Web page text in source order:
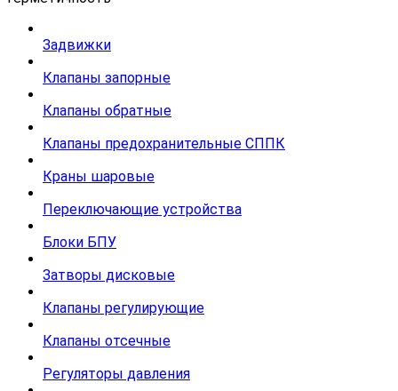
Задвижки
Клапаны запорные
Клапаны обратные
Клапаны предохранительные СППК
Краны шаровые
Переключающие устройства
Блоки БПУ
Затворы дисковые
Клапаны регулирующие
Клапаны отсечные
Регуляторы давления